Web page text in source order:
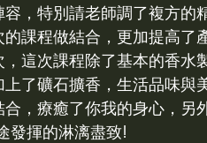
容，特別請老師調了複方的
的課程做結合，更加提高了
，這次課程除了基本的香水
上了礦石擴香，生活品味與
合，療癒了你我的身心，另
發揮的淋漓盡致!